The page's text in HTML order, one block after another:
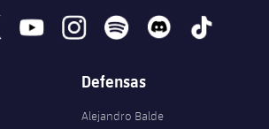
youtubeinstagramspotify discord tiktok
Defensas
Alejandro Balde